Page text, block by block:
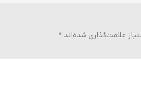
علامت‌گذاری شده‌اند *